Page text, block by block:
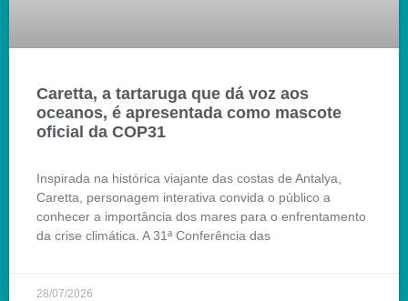
Caretta, a tartaruga que dá voz aos
oceanos, é apresentada como mascote
oficial da COP31
Inspirada na histórica viajante das costas de Antalya,
Caretta, personagem interativa convida o público a
conhecer a importância dos mares para o enfrentamento
da crise climática. A 31ª Conferência das
28/07/2026